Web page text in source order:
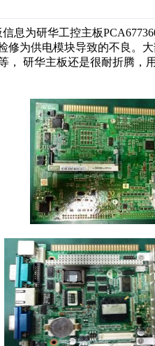
息为研华工控主板
修为供电模块导致的不良。
， 研华主板还是很耐折腾，